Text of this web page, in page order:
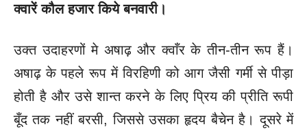
क्वारें कौल हजार किये बनवारी।
उक्त उदाहरणों मे अषाढ़ और क्वाँर के तीन-तीन रूप हैं।
अषाढ़ के पहले रूप में विरहिणी को आग जैसी गर्मी से पीड़ा
होती है और उसे शान्त करने के लिए प्रिय की प्रीति रूपी
बूँद तक नहीं बरसी, जिससे उसका हृदय बैचेन है। दूसरे में